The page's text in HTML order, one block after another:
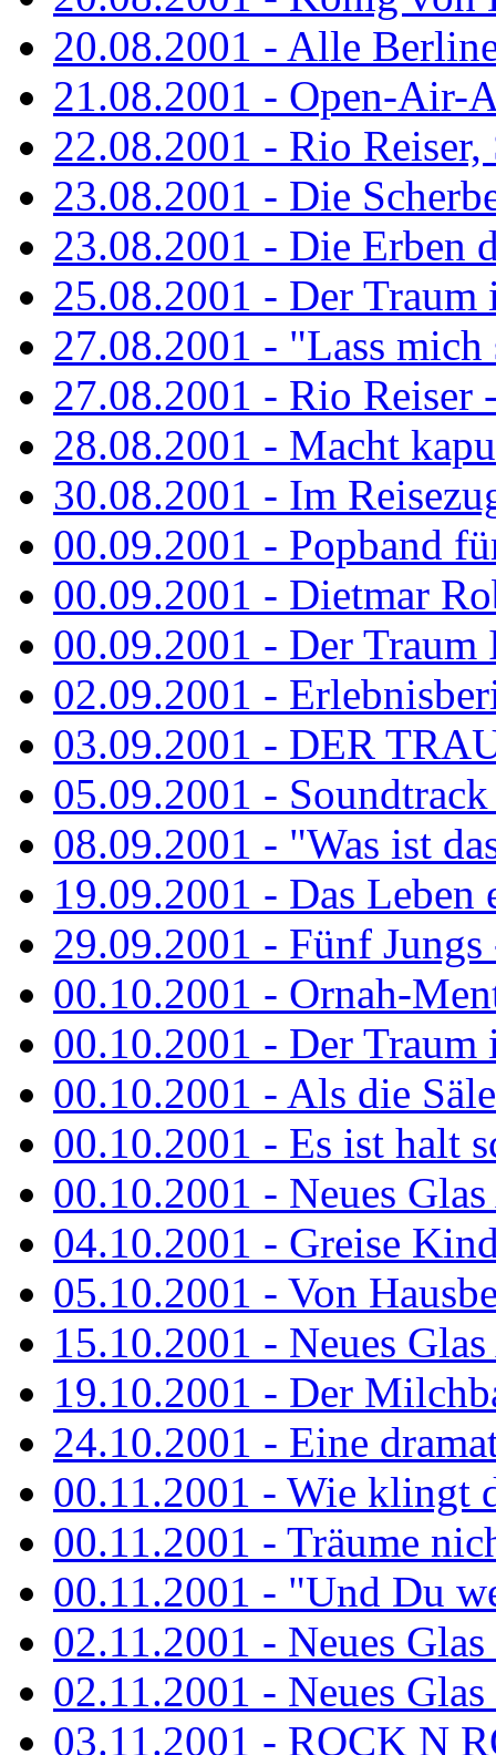
20.08.2001 - Alle
21.08.2001 - Open-Air-
22.08.2001 - Rio
23.08.2001 - Die
23.08.2001 - Die Erben
25.08.2001 - Der Traum
27.08.2001 - "Lass
27.08.2001 - Rio Reiser
28.08.2001 - Macht
30.08.2001 - Im
00.09.2001 - Popband
00.09.2001 - Dietmar
00.09.2001 - Der Traum
02.09.2001 -
03.09.2001 - DER
05.09.2001 -
08.09.2001 - "Was ist
19.09.2001 - Das Leben
29.09.2001 - Fünf
00.10.2001 - Ornah-
00.10.2001 - Der Traum
00.10.2001 - Als die
00.10.2001 - Es ist halt
00.10.2001 - Neues
04.10.2001 - Greise
05.10.2001 - Von
15.10.2001 - Neues
19.10.2001 - Der
24.10.2001 - Eine
00.11.2001 - Wie klingt
00.11.2001 - Träume
00.11.2001 - "Und Du
02.11.2001 - Neues Glas
02.11.2001 - Neues Glas
03.11.2001 - ROCK N